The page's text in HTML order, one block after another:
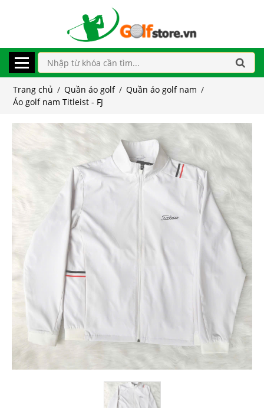
Trang chủ / Quần áo golf / Quần áo golf nam /
Áo golf nam Titleist - FJ